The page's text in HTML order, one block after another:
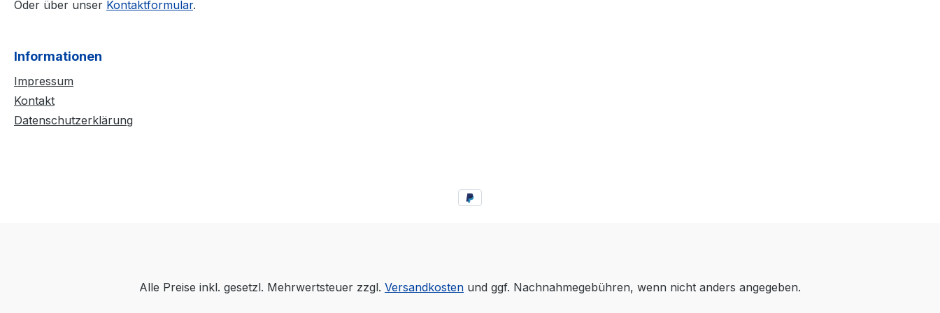
Oder über unser Kontaktformular.
Informationen
Impressum
Kontakt
Datenschutzerklärung
Alle Preise inkl. gesetzl. Mehrwertsteuer zzgl. Versandkosten und ggf. Nachnahmegebühren, wenn nicht anders angegeben.